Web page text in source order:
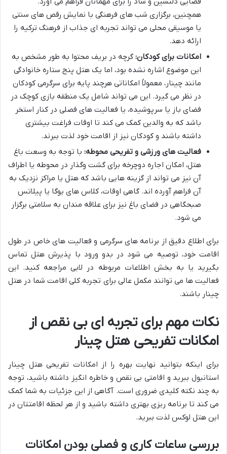
همچنین، برگزاری شب های فرهنگی با نمایش رقص های سنتی
یا موسیقی محلی می تواند تجربه ای جذاب از فرهنگ ترکیه را
ارائه دهد.
امکانات برای کودکان: گرچه در بریف محتوا به طور مشخص به
این موضوع اشاره نشده بود، اما یک هتل پنج ستاره خانوادگی
مانند چینار، معمولاً امکاناتی هرچند پایه برای سرگرمی کودکان
در نظر می گیرد. این می تواند شامل یک منطقه بازی کوچک در
فضای باز یا سرپوشیده، یا فعالیت های فصلی در کنار استخر
باشد که به والدین کمک می کند تا اوقات فراغت بیشتری
داشته باشند و کودکان نیز از اقامت خود لذت ببرند.
فعالیت های ورزشی و تفریحی محوطه: با توجه به وسعت باغ
هتل، امکان اجاره دوچرخه برای گشت وگذار در محوطه یا اطراف
آن نیز می تواند از گزینه هایی باشد که هتل یا مراکز نزدیک به
آن فراهم آورده اند. گاهی اوقات، کلاس های یوگا یا پیلاتس
صبحگاهی در فضای باغ نیز برای علاقه مندان به سلامتی برگزار
می شود.
برای اطلاع دقیق از برنامه های سرگرمی و فعالیت های خاص در طول
اقامت خود، توصیه می شود در بدو ورود با پذیرش هتل تماس
بگیرید یا به بخش اطلاعات مربوطه در لابی مراجعه کنید. این
فعالیت ها می توانند مکمل عالی برای تجربه کلی اقامت شما در هتل
چینار باشند.
نکات مهم برای تجربه ای بی نقص از
امکانات تفریحی هتل چینار
برای اینکه بتوانید نهایت بهره را از امکانات تفریحی هتل چینار
استانبول ببرید و اقامتی بی نقص و خاطره انگیز داشته باشید، توجه
به چند نکته کلیدی ضروری است. آگاهی از این جزئیات به شما کمک
می کند تا برنامه ریزی بهتری داشته باشید و از هر لحظه اقامتتان در
این هتل لوکس لذت ببرید.
بررسی ساعات کاری و فصلی بودن امکانات